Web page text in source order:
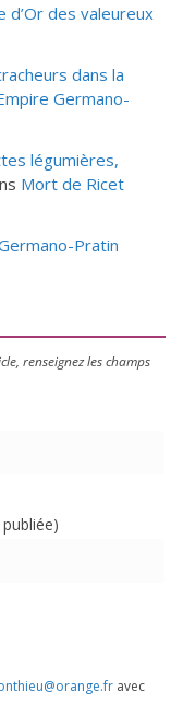
d’Or des valeureux
dans la
Germano-
légumières,
Mort de Ricet
Pratin
ren­sei­gnez les champs
avec